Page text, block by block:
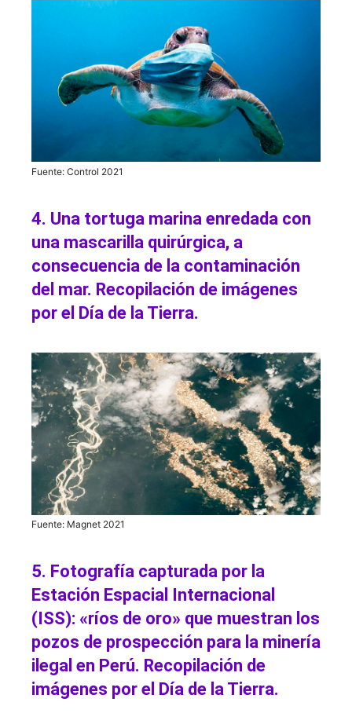
Fuente: Control 2021
4. Una tortuga marina enredada con
una mascarilla quirúrgica, a
consecuencia de la contaminación
del mar. Recopilación de imágenes
por el Día de la Tierra.
Fuente: Magnet 2021
5. Fotografía capturada por la
Estación Espacial Internacional
(ISS): «ríos de oro» que muestran los
pozos de prospección para la minería
ilegal en Perú. Recopilación de
imágenes por el Día de la Tierra.